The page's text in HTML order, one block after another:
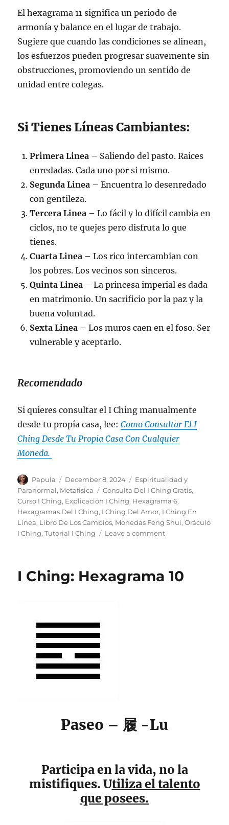
El hexagrama 11 significa un periodo de
armonía y balance en el lugar de trabajo.
Sugiere que cuando las condiciones se alinean,
los esfuerzos pueden progresar suavemente sin
obstrucciones, promoviendo un sentido de
unidad entre colegas.
Si Tienes Líneas Cambiantes:
Primera Linea – Saliendo del pasto. Raices
enredadas. Cada uno por si mismo.
Segunda Linea – Encuentra lo desenredado
con gentileza.
Tercera Linea – Lo fácil y lo difícil cambia en
ciclos, no te quejes pero disfruta lo que
tienes.
Cuarta Linea – Los rico intercambian con
los pobres. Los vecinos son sinceros.
Quinta Linea – La princesa imperial es dada
en matrimonio. Un sacrificio por la paz y la
buena voluntad.
Sexta Linea – Los muros caen en el foso. Ser
vulnerable y aceptarlo.
Recomendado
Si quieres consultar el I Ching manualmente
desde tu propía casa, lee:Como Consultar El I
Ching Desde Tu Propia Casa Con Cualquier
Moneda.
Author
Papula
Posted
on
December 8, 2024 Categories
Espiritualidad y
Paranormal, Metafísica Tags
Consulta Del I Ching Gratis,
Curso I Ching, Explicación I Ching, Hexagrama 6,
Hexagramas Del I Ching, I Ching Del Amor, I Ching En
Linea, Libro De Los Cambios, Monedas Feng Shui,Oráculo
I Ching,Tutorial I Ching Leave a commenton
11
I Ching: Hexagrama 10
Paseo – 履 -Lu
Participa en la vida, no la
mistifiques. Utiliza el talento
que posees.